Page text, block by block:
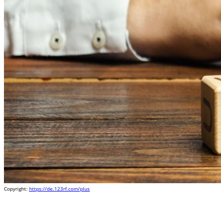
Copyright: https://de.123rf.com/plus